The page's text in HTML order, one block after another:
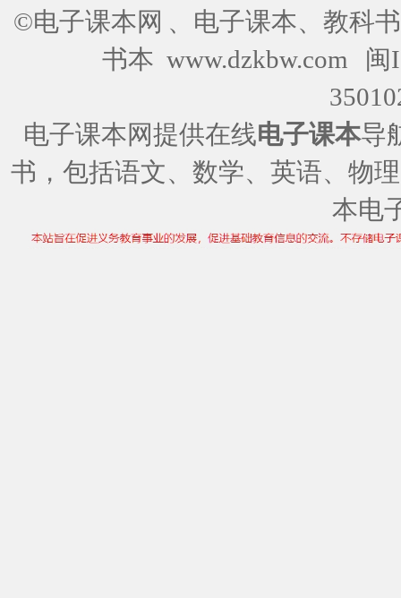
©电子课本网 、电子课本、教科
书本 www.dzkbw.com
闽
电子课本网提供在线电子课本导
书，包括语文、数学、英语、物
本电